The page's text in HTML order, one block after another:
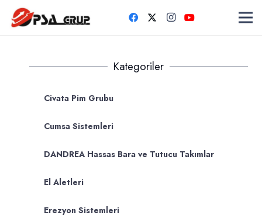
Kategoriler
Civata Pim Grubu
Cumsa Sistemleri
DANDREA Hassas Bara ve Tutucu Takımlar
El Aletleri
Erezyon Sistemleri